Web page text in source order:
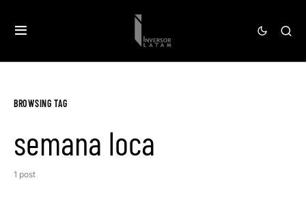
BROWSING TAG
semana loca
1 post